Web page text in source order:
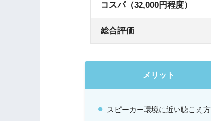
コスパ（32,000円程度）
総合評価
メリット
スピーカー環境に近い聴こえ方